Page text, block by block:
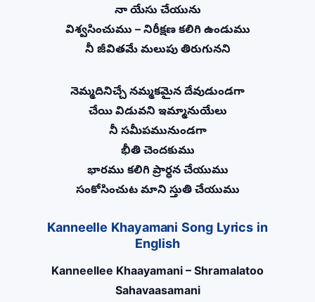
నా యేసు చేయును
విశ్వసించుము – నిరీక్షణ కలిగి ఉండుము
నీ జీవితమే మలుపు తిరుగునని
నెమ్మదినిచ్చే నమ్మకమైన దేవుడుండగా
చేయి విడువని ఇమ్మానుయేలు
నీ సమీపమునుండగా
భీతి చెందకుము
భారము కలిగి ప్రార్ధన చేయుము
సంకోసించుట మాని స్తుతి చేయుము
Kanneelle Khayamani Song Lyrics in
English
Kanneellee Khaayamani – Shramalatoo
Sahavaasamani